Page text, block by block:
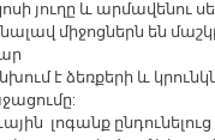
յուղը և արմավենու
միջոցներն են
է ձեռքերի և
:
լոգանք